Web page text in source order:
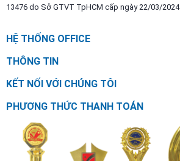
13476 do Sở GTVT TpHCM cấp ngày 22/03/2024
HỆ THỐNG OFFICE
THÔNG TIN
KẾT NỐI VỚI CHÚNG TÔI
PHƯƠNG THỨC THANH TOÁN